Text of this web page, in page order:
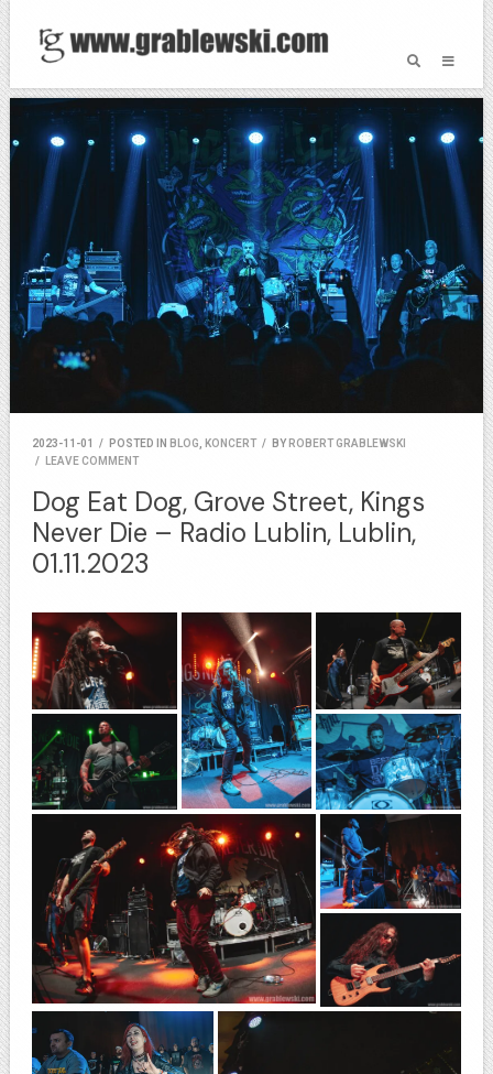
2023-11-01 / POSTED IN BLOG KONCERT / BY ROBERT GRABLEWSKI
/
LEAVE COMMENT
Dog Eat Dog, Grove Street, Kings
Never Die – Radio Lublin, Lublin,
01.11.2023